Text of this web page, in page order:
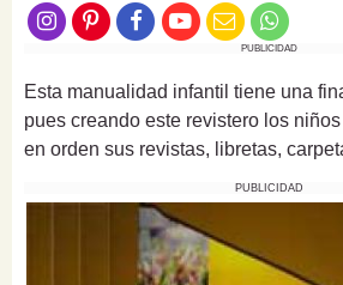
PUBLICIDAD
Esta manualidad infantil tiene una
pues creando este revistero los
en orden sus revistas, libretas,
PUBLICIDAD